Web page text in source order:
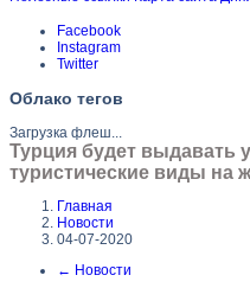
Facebook
Instagram
Twitter
Облако тегов
Загрузка флеш...
Турция будет выдавать
туристические виды на
Главная
Новости
04-07-2020
← Новости